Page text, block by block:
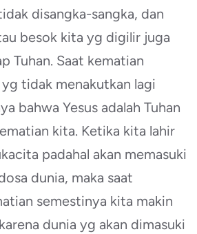
disangka-sangka, dan
besok kita yg digilir juga
Tuhan. Saat kematian
tidak menakutkan lagi
bahwa Yesus adalah Tuhan
kita. Ketika kita lahir
padahal akan memasuki
dunia, maka saat
semestinya kita makin
dunia yg akan dimasuki